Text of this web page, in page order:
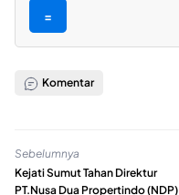
=
Komentar
Sebelumnya
Kejati Sumut Tahan Direktur
PT.Nusa Dua Propertindo (NDP)